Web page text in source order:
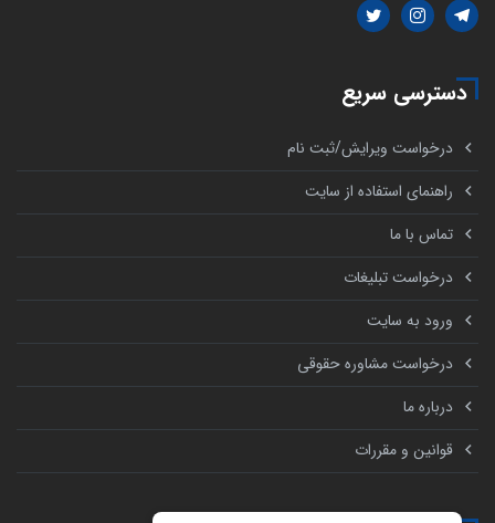
دسترسی سریع
درخواست ویرایش/ثبت نام
راهنمای استفاده از سایت
تماس با ما
درخواست تبلیغات
ورود به سایت
درخواست مشاوره حقوقی
درباره ما
قوانین و مقررات